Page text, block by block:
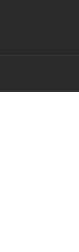
占い